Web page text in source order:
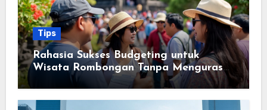
Tips
Rahasia Sukses Budgeting untuk
Wisata Rombongan Tanpa Menguras
Kantong